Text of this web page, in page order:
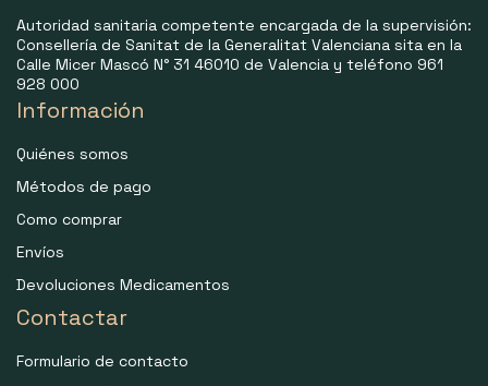
Autoridad sanitaria competente encargada de la supervisión:
Consellería de Sanitat de la Generalitat Valenciana sita en la
Calle Micer Mascó N° 31 46010 de Valencia y teléfono 961
928 000
Información
Quiénes somos
Métodos de pago
Como comprar
Envíos
Devoluciones Medicamentos
Contactar
Formulario de contacto